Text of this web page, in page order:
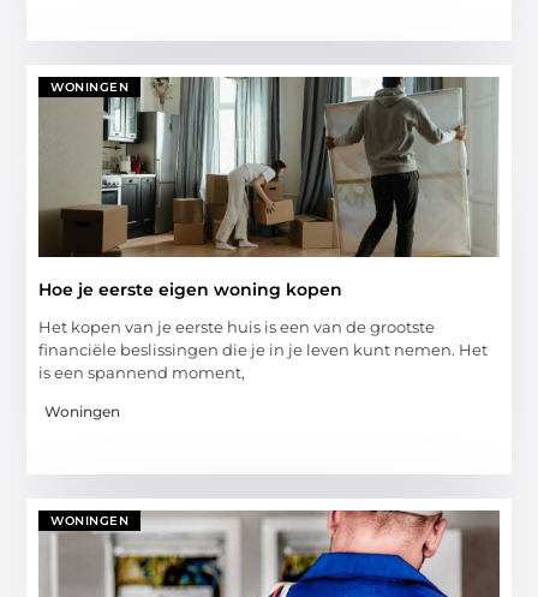
WONINGEN
Hoe je eerste eigen woning kopen
Het kopen van je eerste huis is een van de grootste
financiële beslissingen die je in je leven kunt nemen. Het
is een spannend moment,
Woningen
WONINGEN